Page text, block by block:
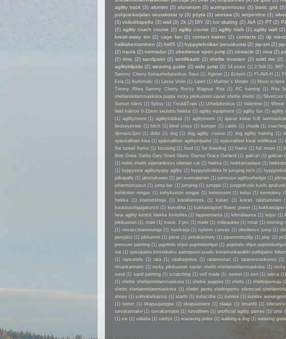
agility track (3) alumiini (3) aluminium (3) auringonnousu (3) basic grid (3)
pohjois-karjalan seurakoirat ry (3) pöytä (3) seesaw (3) serpentine (3)
(3) voikukkapelto (3) wall (3) 2k (2) DIY (2) Ice skating (2) JoA (2) PT (2)
(2) agility coach course (2) agility course (2) agility trials (2) agility wall (2)
break-away tire (2) cage fan (2) contact trainer (2) contacts (2) dji
hallirakentaminen (2) hs65 (2) hyppytekniikan peruskurssi (2) jsp-sm (2)
(2) nauta (2) normadur (2) obedience open jump (2) obstacle (2) oiva (2)
(2) rima (2) sandpaint (2) sertifikaatti (2) sheltie invasion (2) solid tire (2)
agilitykilpailu (2) weaving guide (2) wide jump (2) 14 years (1) 2.5tdi (1) 360°
Sammy Cherry Koiraurheilukeskus Savo (1) Agimet (1) Eckerö (1) FI-AVA-H (1)
Esla (1) Kurkimäki (1) Lasse Virén (1) Liperi (1) Manner´s Minder (1) Moon eclipse
Timmy Rhea Sammy Cherry Rocky Magnus Rita (1) RC training (1) Rita
shetlanninlammaskoira puppy rocky pikikuonon xavier sheltie sheltti (1) Silvercool
Sunset riders (1) Syksy (1) Treat&Train (1) Urheilukeskus (1) Valentine (1) Winter
field traktori 0-22mm seulottu hiekka (1) agility equipment (1) agility fun (1) agility
(1) agilitytreeni (1) agilitytulokas (1) aglitytreeni (1) ajavat koirat fci6
birdseyeview (1) bitch (1) blind cross (1) bumper (1) cattle (1) clouds (1)
djimavic2pro (1) dobo (1) dog (1) dog agility course (1) dog agility training (1)
epävirallinen kisa (1) epäviralliset agilitykilpailut (1) epäviralliset kisat möllikisat (1)
flat tunnel frame (1) focusing (1) food (1) for breeding (1) frame (1) full moon (1)
litter Greta Garbo Gary Grant Gloria Gaynor Grace Garland (1) galican (1) galican
(1) heltie sheltti siperiankissa siberian cat (1) hiekka (1) hiekkamaalaus (1)
(1) hyppyeste agilityhyppy agility (1) hyppytekniikka ht jumping tech (1)
jalkapallo (1) jalostukseen (1) jari suomalainen (1) joensuun agilityurheilijat (1)
juhannusruusut (1) jump bar (1) jumping (1) jumppa (1) juoppokuski kuski
kehikoton rengas (1) kehyksetön rengas (1) keinonurmi (1) keluu (1) kennolevy
hiekka
(1) koetoimitsija (1) koirahieronta (1) koiran (1) koiran taluttaminen
koulutusohjaajakurssi (1) kuivaliha (1) kukkaislapset flower power (1) kukkaislapsi
lana agility kenttä hiekka kivituhka (1) lappeenranta (1) lehmälauma (1) leijuu (1)
pikikuonon (1) male (1) mavic 2 pro (1) miele (1) milwaukee (1) mitat (1) morning
(1) novascotiannoutaja (1) nuorkarja (1) nylonm canvas (1) obedience jump (1)
persjättö (1) pikkumini (1) pilvet (1) pintakäsittely (1) piparminttuöljy (1) play (1)
pressure painting (1) pujottelu ohjuri pujotteluohjuri (1) pujottelu ohjuri
out (1) pussipaino kiristekalvo painopussi puuilo koiranruokasäkki putkipaino
(1) rapsuttelu (1) rata (1) rataharjoitus (1) ratamestari (1) ratamestarikurssi (1)
rimankannatin (1) rocky pikikuonon xavier sheltti shetlanninlammaskoira (1)
sand (1) sand painting (1) scratching (1) self made (1) seniori (1) sert (1) sert-a (1)
(1) sheltie shetlanninlammaskoira (1) sheltie puppies (1) sheltii (1) sheltinpentuja
sheltti shetlanninlammaskoira (1) sheltti pentu sheltinpentu silvercool
shoes (1) solmätarkastus (1) startti (1) subscribe (1) sunrise (1) sunrise
(1) teeter (1) tikapuujumppa (1) tikapuutreeni (1) tilaaja (1) timantti (1) tolerance
turvakannake (1) turvakannatin (1) turvallinen (1) unofficial agility games (1) uros
(1) vw (1) väliaita (1) väritys (1) waeaving poles (1) walking a dog (1) weaving